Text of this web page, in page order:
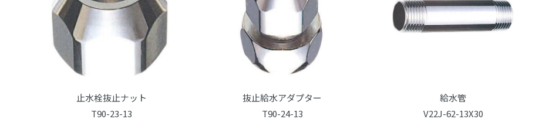
止水栓抜止ナット
T90-23-13
抜止給水アダプター
T90-24-13
給水管
V22J-62-13X30